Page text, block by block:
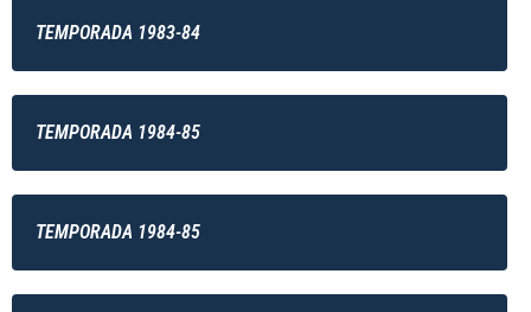
TEMPORADA 1983-84
TEMPORADA 1984-85
TEMPORADA 1984-85